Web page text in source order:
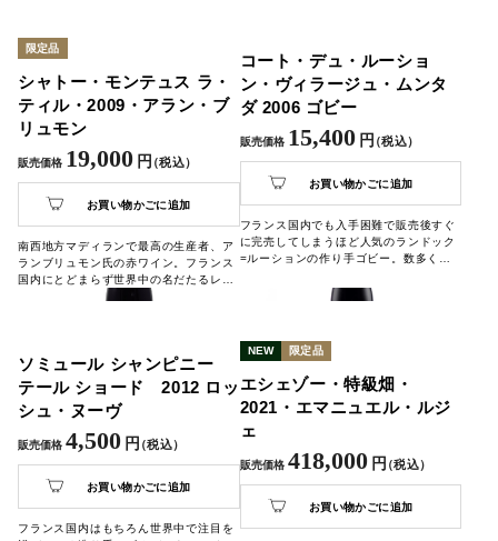
限定品
シャトー・モンテュス ラ・
ティル・2009・アラン・ブ
リュモン
販売価格 19,000 円（税込）
お買い物かごに追加
南西地方マディランで最高の生産者、ア
ランブリュモン氏の赤ワイン。フランス
国内にとどまらず世界中の名だたるレス
トランで採用されているワイン。
コート・デュ・ルーショ
ン・ヴィラージュ・ムンタ
ダ 2006 ゴビー
販売価格 15,400円（税込）
お買い物かごに追加
フランス国内でも入手困難で販売後すぐ
に完売してしまうほど人気のランドック
=ルーションの作り手ゴビー。数多くの
ゴビーの最上級キュヴェで、年間生産量
ソミュール シャンピニー
テール ショード 2012 ロッ
シュ・ヌーヴ
販売価格 4,500 円（税込）
お買い物かごに追加
フランス国内はもちろん世界中で注目を
NEW 限定品
エシェゾー・特級畑・
2021・エマニュエル・ルジ
ェ
販売価格 418,000円（税込）
お買い物かごに追加